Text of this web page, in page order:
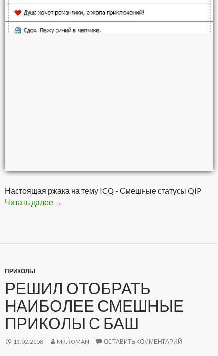
Настоящая ржака на тему ICQ - Смешные статусы QIP
Читать далее Подборка статусов для QIP
→
ПРИКОЛЫ
РЕШИЛ ОТОБРАТЬ
НАИБОЛЕЕ СМЕШНЫЕ
ПРИКОЛЫ С БАШ
13.02.2008 MR.ROMAN ОСТАВИТЬ КОММЕНТАРИЙ